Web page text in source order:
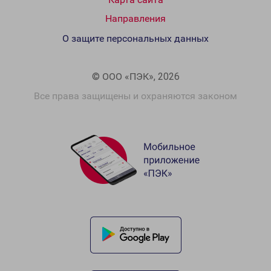
Направления
© ООО «ПЭК», 2026
Все права защищены и охраняются законом
О защите персональных данных